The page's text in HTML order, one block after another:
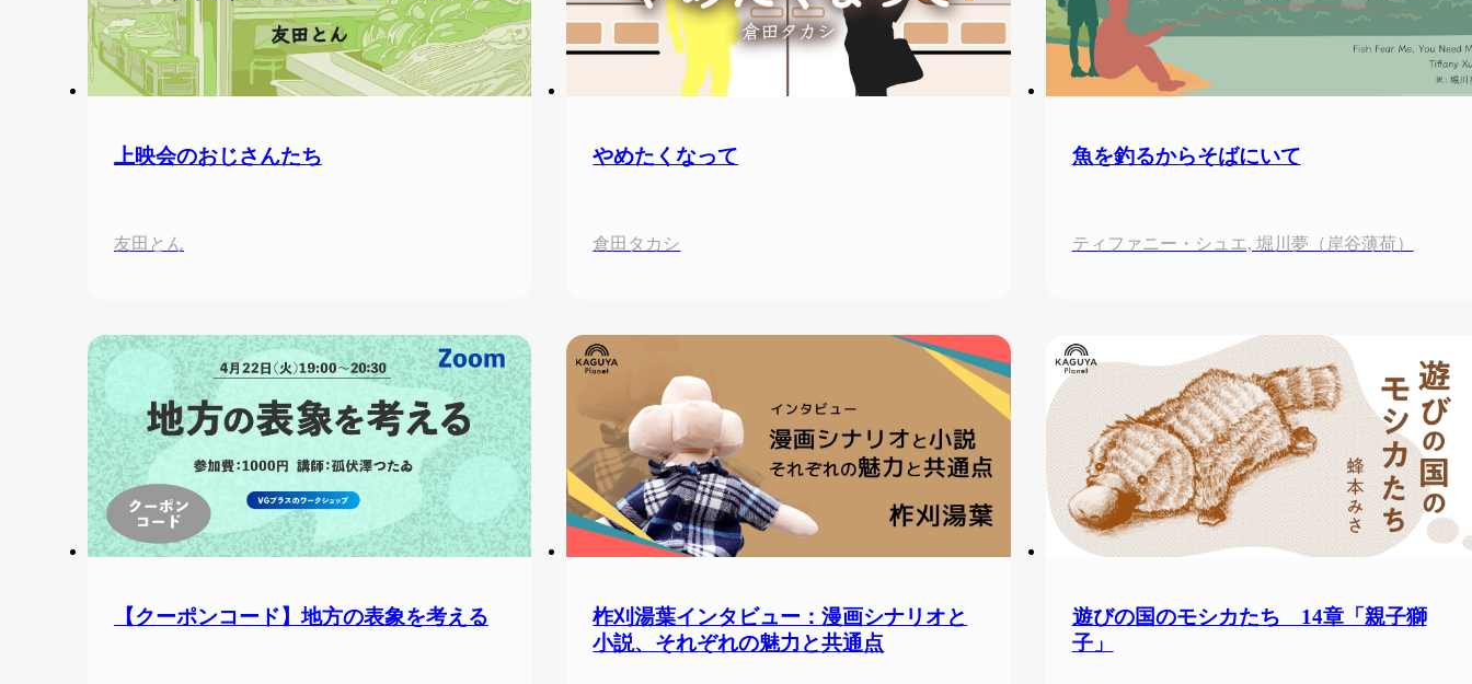
上映会のおじさんたち
友田とん
やめたくなって
倉田タカシ
魚を釣るからそばにいて
ティファニー・シュエ, 堀川夢（岸谷薄荷）
【クーポンコード】地方の表象を考える
柞刈湯葉インタビュー：漫画シナリオと
小説、それぞれの魅力と共通点
遊びの国のモシカたち 14章「親子獅
子」